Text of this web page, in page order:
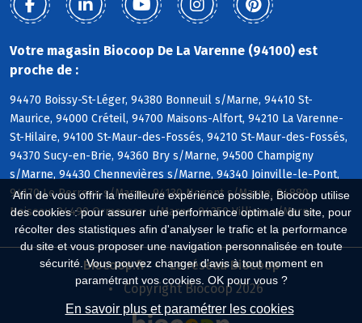
Afin de vous offrir la meilleure expérience possible, Biocoop utilise
des cookies : pour assurer une performance optimale du site, pour
récolter des statistiques afin d'analyser le trafic et la performance
du site et vous proposer une navigation personnalisée en toute
sécurité. Vous pouvez changer d'avis à tout moment en
paramétrant vos cookies. OK pour vous ?
En savoir plus et paramétrer les cookies
Votre magasin Biocoop De La Varenne (94100) est
proche de :
94470 Boissy-St-Léger, 94380 Bonneuil s/Marne, 94410 St-
Maurice, 94000 Créteil, 94700 Maisons-Alfort, 94210 La Varenne-
St-Hilaire, 94100 St-Maur-des-Fossés, 94210 St-Maur-des-Fossés,
94370 Sucy-en-Brie, 94360 Bry s/Marne, 94500 Champigny
s/Marne, 94430 Chennevières s/Marne, 94340 Joinville-le-Pont,
94170 Le Perreux s/Marne, 94130 Nogent s/Marne, 94880
Noiseau, 94490 Ormesson s/Marne, 94350 Villiers s/Marne
Biocoop.fr
Le réseau Biocoop
Copyright Biocoop 2026